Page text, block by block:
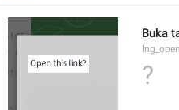
Buka
?